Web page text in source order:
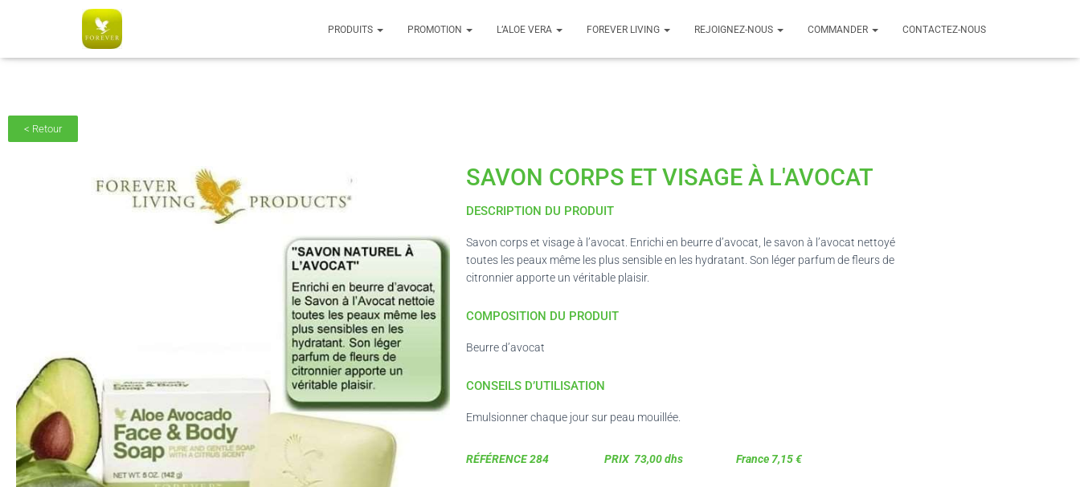
AC6C770CE5B0574051A5080E326B8091
PRODUITS PROMOTION L’ALOE VERA FOREVER LIVING REJOIGNEZ-NOUS COMMANDER CONTACTEZ-NOUS
< Retour
SAVON CORPS ET VISAGE À L'AVOCAT
DESCRIPTION DU PRODUIT
Savon corps et visage à l’avocat. Enrichi en beurre d’avocat, le savon à l’avocat nettoyé
toutes les peaux même les plus sensible en les hydratant. Son léger parfum de fleurs de
citronnier apporte un véritable plaisir.
COMPOSITION DU PRODUIT
Beurre d’avocat
CONSEILS D’UTILISATION
Emulsionner chaque jour sur peau mouillée.
RÉFÉRENCE 284 PRIX 73,00 dhs France 7,15 €